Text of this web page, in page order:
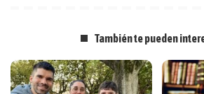
También te pueden